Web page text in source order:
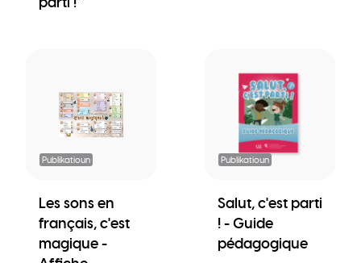
Publikatioun
Les sons en
français, c'est
magique -
Publikatioun
Salut, c'est parti
! - Guide
pédagogique